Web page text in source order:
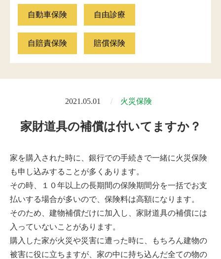
自動車保険 自由診療
自賠責保険 賠償保険
2021.05.01 火災保険
家財道具の補償は付いてますか？
家を購入された時に、銀行での手続きで一緒に火災保険
も申し込みすることが多くあります。
その時、１０年以上の長期間の保険期間分を一括でお支
払いする場合が多いので、保険料は高額になります。
そのため、建物補償だけに加入し、家財道具の補償には
入っていないことがあります。
購入した家が火災や災害に遭った時に、もちろん建物の
被害に役に立ちますが、家の中に持ち込んだ全ての物の